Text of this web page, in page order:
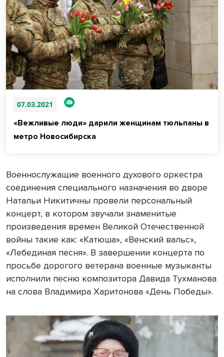
07.03.2021
«Вежливые люди» дарили женщинам тюльпаны в
метро Новосибирска
Военнослужащие военного духового оркестра
соединения специального назначения во дворе
Натальи Никитичны провели персональный
концерт, в котором звучали знаменитые
произведения времен Великой Отечественной
войны такие как: «Катюша», «Венский вальс»,
«Лебединая песня». В завершении концерта по
просьбе дорогого ветерана военные музыканты
исполнили песню композитора Давида Тухманова
на слова Владимира Харитонова «День Победы».